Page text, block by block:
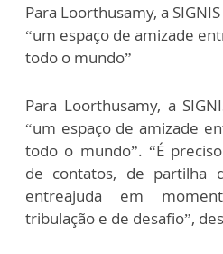
Para Loorthusamy, a
“um espaço de amizade
todo o mundo”
Para Loorthusamy, a
“um espaço de amizade
todo o mundo”. “É
de contatos, de partilha
entreajuda em
tribulação e de desafio”,